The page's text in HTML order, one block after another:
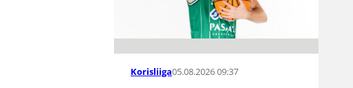
Korisliiga05.08.2026 09:37